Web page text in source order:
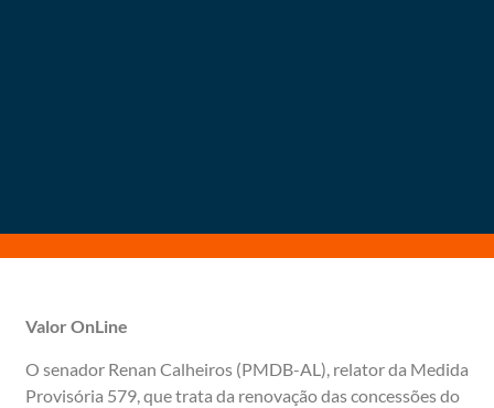
Valor OnLine
O senador Renan Calheiros (PMDB-AL), relator da Medida
Provisória 579, que trata da renovação das concessões do